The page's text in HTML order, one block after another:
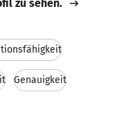
zu sehen.
Genauigkeit